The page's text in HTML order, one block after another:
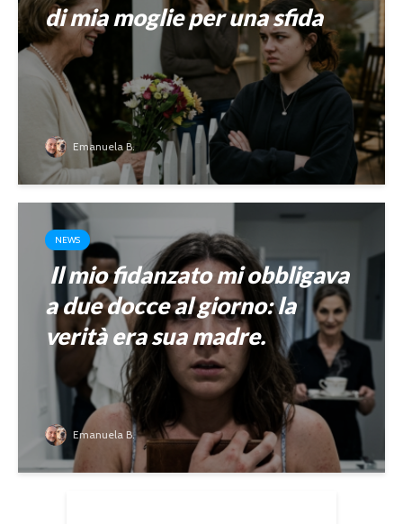
di mia moglie per una sfida
Emanuela B.
NEWS
Il mio fidanzato mi obbligava
a due docce al giorno: la
verità era sua madre.
Emanuela B.